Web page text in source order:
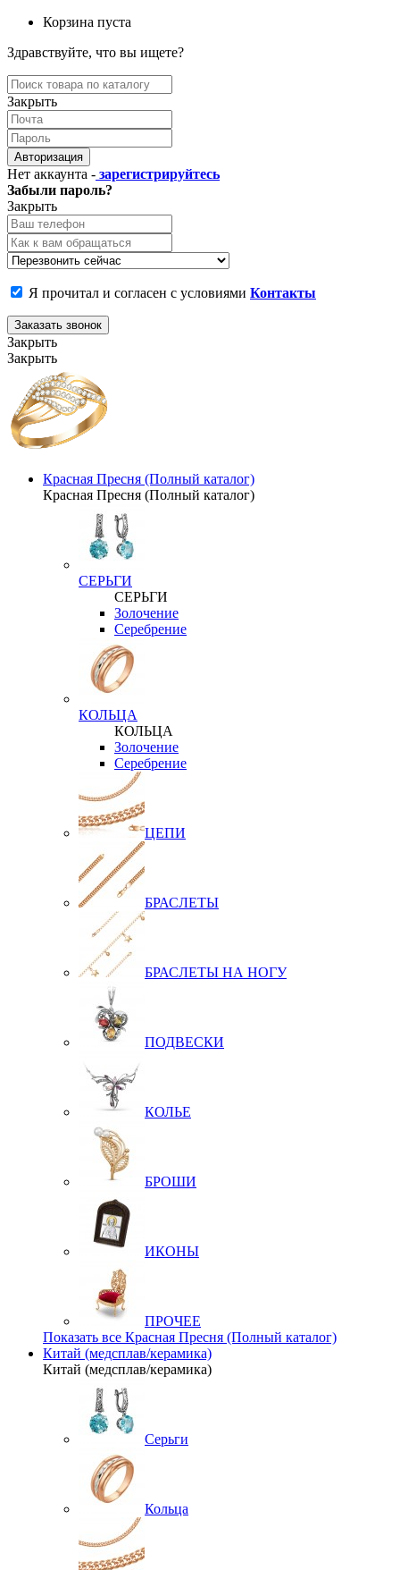
Корзина пуста
Здравствуйте, что вы ищете?
Закрыть
Авторизация
Нет аккаунта - зарегистрируйтесь
Забыли пароль?
Закрыть
Я прочитал и согласен с условиями Контакты
Заказать звонок
Закрыть
Закрыть
Красная Пресня (Полный каталог)
Красная Пресня (Полный каталог)
СЕРЬГИ
СЕРЬГИ
Золочение
Серебрение
КОЛЬЦА
КОЛЬЦА
Золочение
Серебрение
ЦЕПИ
БРАСЛЕТЫ
БРАСЛЕТЫ НА НОГУ
ПОДВЕСКИ
КОЛЬЕ
БРОШИ
ИКОНЫ
ПРОЧЕЕ
Показать все Красная Пресня (Полный каталог)
Китай (медсплав/керамика)
Китай (медсплав/керамика)
Серьги
Кольца